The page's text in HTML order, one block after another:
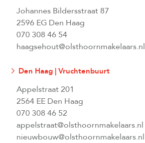
Johannes Bildersstraat 87
2596 EG Den Haag
070 308 46 54
haagsehout@olsthoornmakelaars.nl
Den Haag | Vruchtenbuurt
Appelstraat 201
2564 EE Den Haag
070 308 46 52
appelstraat@olsthoornmakelaars.nl
nieuwbouw@olsthoornmakelaars.nl